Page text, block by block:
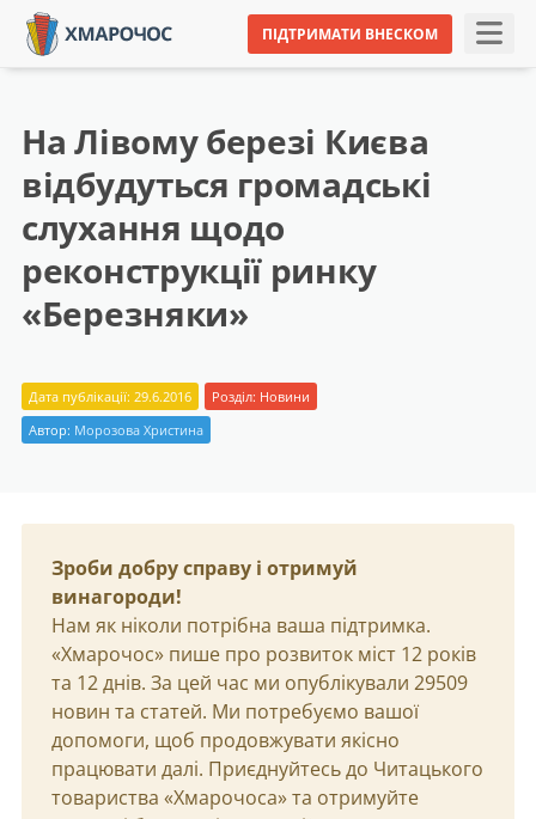
ПІДТРИМАТИ ВНЕСКОМ
На Лівому березі Києва
відбудуться громадські
слухання щодо
реконструкції ринку
«Березняки»
Дата публікації: 29.6.2016 Розділ: Новини
Автор: Морозова Христина
Зроби добру справу і отримуй
винагороди!
Нам як ніколи потрібна ваша підтримка.
«Хмарочос» пише про розвиток міст 12 років
та 12 днів. За цей час ми опублікували 29509
новин та статей. Ми потребуємо вашої
допомоги, щоб продовжувати якісно
працювати далі. Приєднуйтесь до Читацького
товариства «Хмарочоса» та отримуйте